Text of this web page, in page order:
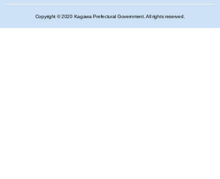
Copyright © 2020 Kagawa Prefectural Government. All rights reserved.